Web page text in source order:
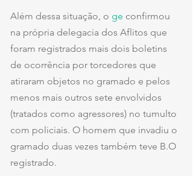
Além dessa situação, o ge confirmou
na própria delegacia dos Aflitos que
foram registrados mais dois boletins
de ocorrência por torcedores que
atiraram objetos no gramado e pelos
menos mais outros sete envolvidos
(tratados como agressores) no tumulto
com policiais. O homem que invadiu o
gramado duas vezes também teve B.O
registrado.